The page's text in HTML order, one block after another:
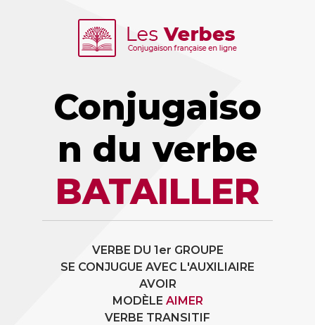
Conjugaiso
n du verbe
BATAILLER
VERBE DU 1er GROUPE
SE CONJUGUE AVEC L'AUXILIAIRE
AVOIR
MODÈLE AIMER
VERBE TRANSITIF